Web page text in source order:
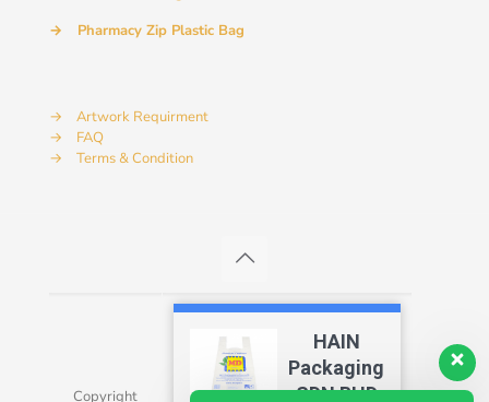
→
Pharmacy Zip Plastic Bag
→
Artwork Requirment
→
FAQ
→
Terms & Condition
Copyright
HAIN
Packaging
SDN BHD